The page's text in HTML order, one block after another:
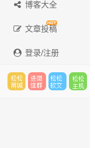
博客大全
文章投稿
登录/注册